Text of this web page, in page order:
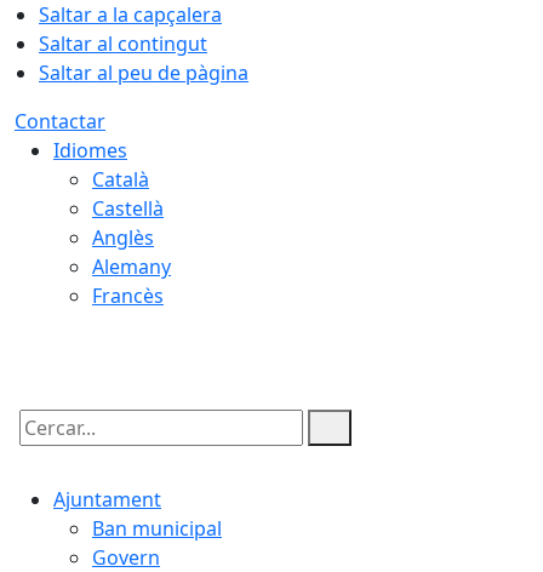
Saltar a la capçalera
Saltar al contingut
Saltar al peu de pàgina
Contactar
Idiomes
Català
Castellà
Anglès
Alemany
Francès
Cercar:
Ajuntament
Ban municipal
Govern